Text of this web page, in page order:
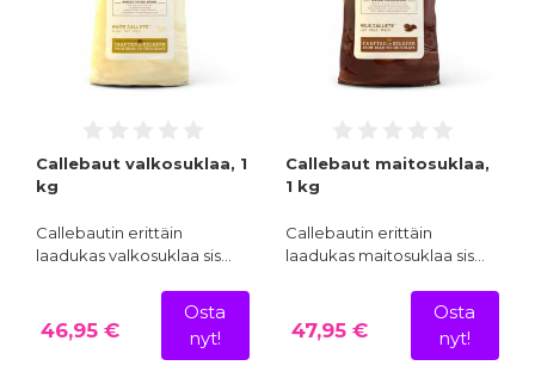
Callebaut valkosuklaa, 1
kg
Callebautin erittäin
laadukas valkosuklaa sis…
46,95 €
Osta
nyt!
Callebaut maitosuklaa,
1 kg
Callebautin erittäin
laadukas maitosuklaa sis…
47,95 €
Osta
nyt!